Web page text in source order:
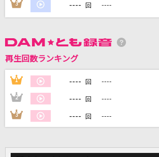
カラオケ最新情報をチェック！
3 ---- 回 ----
再生回数ランキング
1 ---- 回 ----
2 ---- 回 ----
3 ---- 回 ----